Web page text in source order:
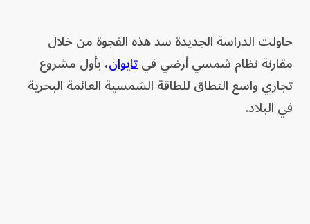
حاولت الدراسة الجديدة سد هذه الفجوة من خلال
مقارنة نظام شمسي أرضي فيتايوان، بأول مشروع
تجاري واسع النطاق للطاقة الشمسية العائمة البحرية
في البلاد.